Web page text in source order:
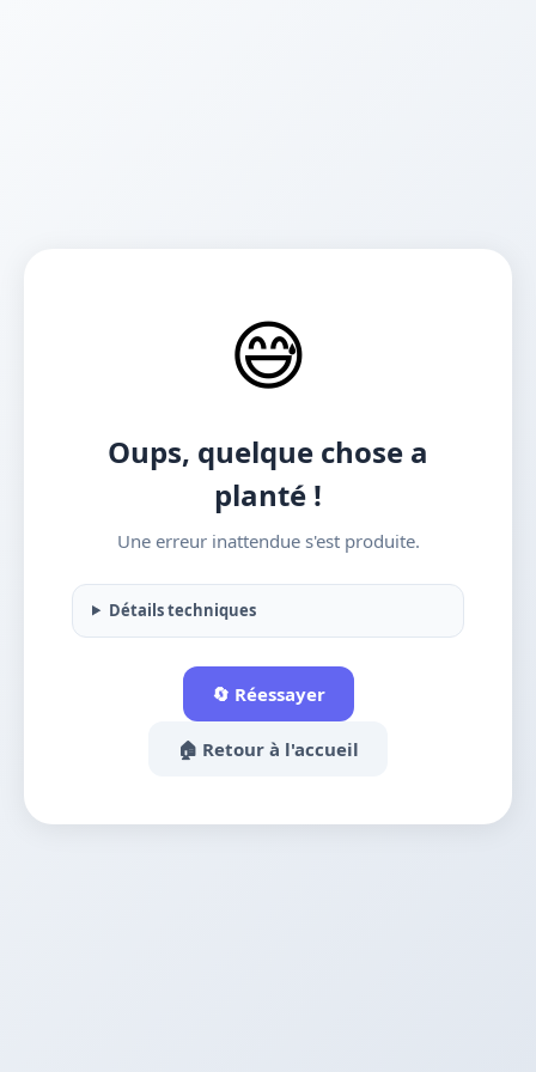
😅
Oups, quelque chose a
planté !
Une erreur inattendue s'est produite.
Détails techniques
🔄 Réessayer
🏠 Retour à l'accueil